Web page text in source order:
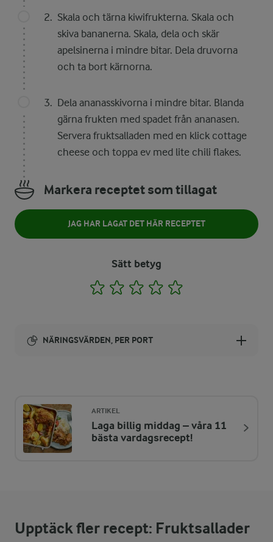
Skala och tärna kiwifrukterna. Skala och
skiva bananerna. Skala, dela och skär
apelsinerna i mindre bitar. Dela druvorna
och ta bort kärnorna.
Dela ananasskivorna i mindre bitar. Blanda
gärna frukten med spadet från ananasen.
Servera fruktsalladen med en klick cottage
cheese och toppa ev med lite chili flakes.
Markera receptet som tillagat
JAG HAR LAGAT DET HÄR RECEPTET
Sätt betyg
1 2 3 4
NÄRINGSVÄRDEN, PER PORT
ENERGIDISTRIBUTION %
NÄRINGSVÄRDEN PER PORT
Fett:
5,9 %
3,1 g
ARTIKEL
Laga billig middag – våra 11
bästa vardagsrecept!
Upptäck fler recept: Fruktsallader